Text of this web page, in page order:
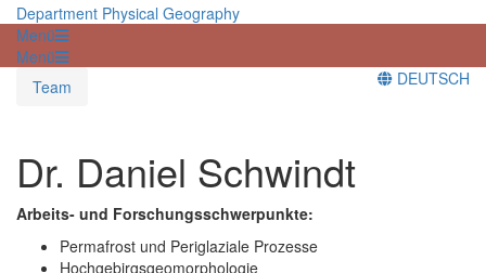
Department Physical Geography
Menü
Menü
Team
DEUTSCH
Dr. Daniel Schwindt
Arbeits- und Forschungsschwerpunkte:
Permafrost und Periglaziale Prozesse
Hochgebirgsgeomorphologie